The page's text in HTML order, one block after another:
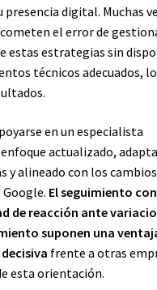
presencia digital. Muchas
el error de
estas estrategias sin
técnicos adecuados,
en un especialista
actualizado,
y alineado con los
El seguimiento
de reacción ante
suponen una
frente a otras
esta orientación.